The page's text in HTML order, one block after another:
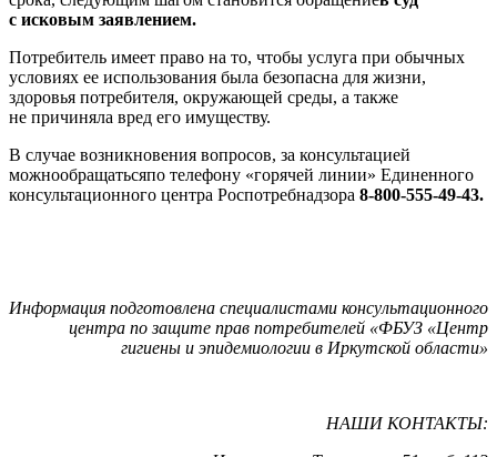
с исковым заявлением.
Потребитель имеет право на то, чтобы услуга при обычных
условиях ее использования была безопасна для жизни,
здоровья потребителя, окружающей среды, а также
не причиняла вред его имуществу.
В случае возникновения вопросов, за консультацией
можнообращатьсяпо телефону «горячей линии» Единенного
консультационного центра Роспотребнадзора 8-800-555-49-43.
Информация подготовлена специалистами консультационного
центра по защите прав потребителей «ФБУЗ «Центр
гигиены и эпидемиологии в Иркутской области»
НАШИ КОНТАКТЫ: